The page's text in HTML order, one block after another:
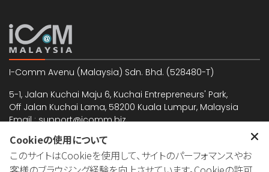
I-Comm Avenu (Malaysia) Sdn. Bhd. (528480-T)
5-1, Jalan Kuchai Maju 6, Kuchai Entrepreneurs' Park,
Off Jalan Kuchai Lama, 58200 Kuala Lumpur, Malaysia
Email : support@icomm.biz
日本国内でのお問い合わせも承っております。
Cookieの使用について
このサイトはCookieを使用して、サイトのパーフォマンスやお